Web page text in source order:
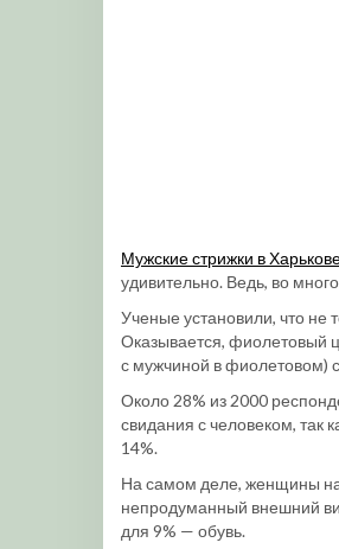
Мужские стрижки в
удивительно. Ведь, во
Ученые установили, что не
Оказывается, фиолетовый
с мужчиной в фиолетовом)
Около 28% из 2000
свидания с человеком, так
14%.
На самом деле, женщины
непродуманный внешний
для 9% — обувь.